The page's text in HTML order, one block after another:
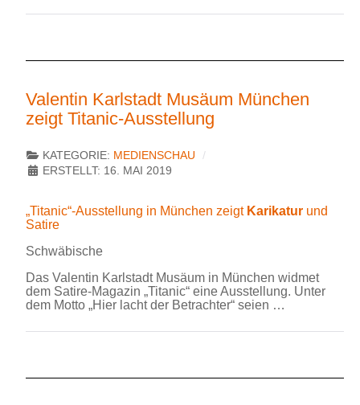
Valentin Karlstadt Musäum München
zeigt Titanic-Ausstellung
KATEGORIE: MEDIENSCHAU
ERSTELLT: 16. MAI 2019
„Titanic“-Ausstellung in München zeigt Karikatur und
Satire
Schwäbische
Das Valentin Karlstadt Musäum in München widmet
dem Satire-Magazin „Titanic“ eine Ausstellung. Unter
dem Motto „Hier lacht der Betrachter“ seien …